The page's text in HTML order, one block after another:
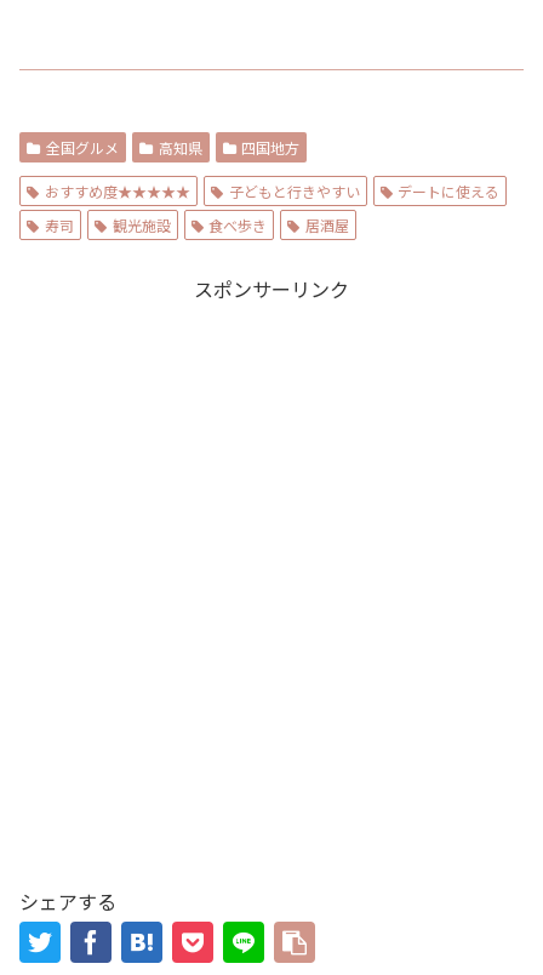
全国グルメ 高知県 四国地方
おすすめ度★★★★★ 子どもと行きやすい
デートに使える
寿司
観光施設 食べ歩き 居酒屋
スポンサーリンク
シェアする